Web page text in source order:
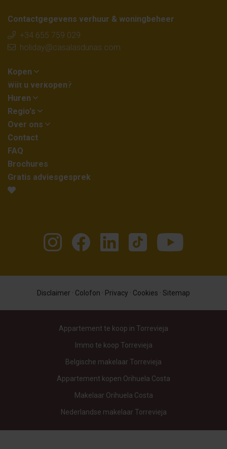
Contactgegevens verhuur & woningbeheer
+34 655 759 029
holiday@casalasdunas.com
Kopen
Wilt u verkopen?
Huren
Regio's
Over ons
Contact
FAQ
Brochures
Gratis adviesgesprek
Disclaimer · Colofon · Privacy · Cookies · Sitemap
Appartement te koop in Torrevieja
Immo te koop Torrevieja
Belgische makelaar Torrevieja
Appartement kopen Orihuela Costa
Makelaar Orihuela Costa
Nederlandse makelaar Torrevieja